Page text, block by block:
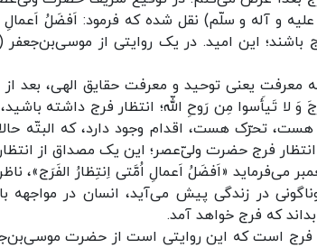
علیه و آله و سلّم) نقل شده که فرمود: اَفضَلُ اَعمالِ
این امید. در یک روایتی از موسی‌بن‌جعفر
معرفت یعنی توحید و معرفت حقایق الهی، بعد از
وَ لا تَیأَسوا مِن رَوحِ اللّه؛ انتظار فرج داشته
تحرّک هست، اقدام وجود دارد، که البتّه
فرج حضرت ولیّ‌عصر؛ این یک مصداق از
می‌فرماید «اَفضَلُ اَعمالِ اُمَّتی اِنتِظارُ الفَرَج»،
در زندگی پیش می‌آید، انسان در مواجهه‌
بداند که فرج خواهد آمد.
فرج است که این روایتی است از حضرت